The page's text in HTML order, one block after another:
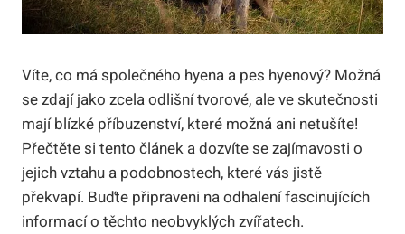
Víte, co má společného hyena a pes hyenový? Možná
se zdají jako zcela odlišní tvorové, ale ve skutečnosti
mají blízké příbuzenství, které možná ani netušíte!
Přečtěte si tento článek a dozvíte se zajímavosti o
jejich vztahu a podobnostech, které vás jistě
překvapí. Buďte připraveni na odhalení fascinujících
informací o těchto neobvyklých zvířatech.